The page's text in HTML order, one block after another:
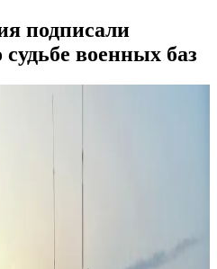
подписали
военных баз